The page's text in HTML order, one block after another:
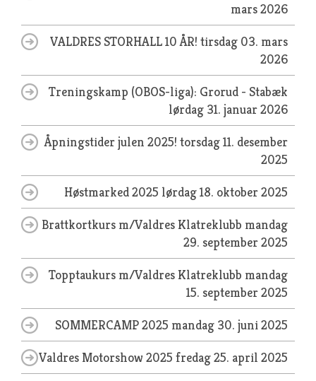
mars 2026
VALDRES STORHALL 10 ÅR! tirsdag 03. mars
2026
Treningskamp (OBOS-liga): Grorud - Stabæk
lørdag 31. januar 2026
Åpningstider julen 2025! torsdag 11. desember
2025
Høstmarked 2025 lørdag 18. oktober 2025
Brattkortkurs m/Valdres Klatreklubb mandag
29. september 2025
Topptaukurs m/Valdres Klatreklubb mandag
15. september 2025
SOMMERCAMP 2025 mandag 30. juni 2025
Valdres Motorshow 2025 fredag 25. april 2025